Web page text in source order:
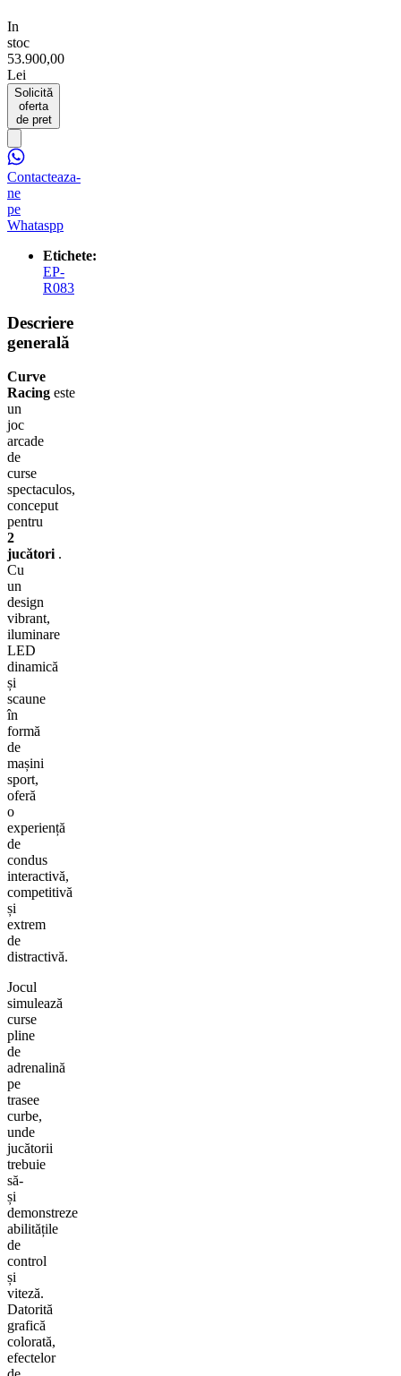
In
stoc
53.900,00
Lei
Solicită
oferta
de pret
Contacteaza-
ne
pe
Whataspp
Etichete:
EP-
R083
Descriere
generală
Curve
Racing este
un
joc
arcade
de
curse
spectaculos,
conceput
pentru
2
jucători .
Cu
un
design
vibrant,
iluminare
LED
dinamică
și
scaune
în
formă
de
mașini
sport,
oferă
o
experiență
de
condus
interactivă,
competitivă
și
extrem
de
distractivă.
Jocul
simulează
curse
pline
de
adrenalină
pe
trasee
curbe,
unde
jucătorii
trebuie
să-
și
demonstreze
abilitățile
de
control
și
viteză.
Datorită
grafică
colorată,
efectelor